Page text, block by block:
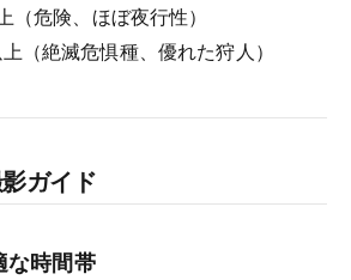
（危険、ほぼ夜行性）
（絶滅危惧種、優れた狩人）
ガイド
な時間帯